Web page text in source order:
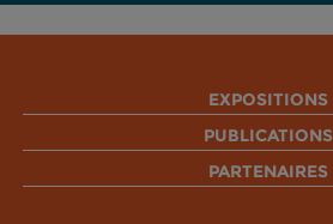
EXPOSITIONS
PUBLICATIONS
PARTENAIRES